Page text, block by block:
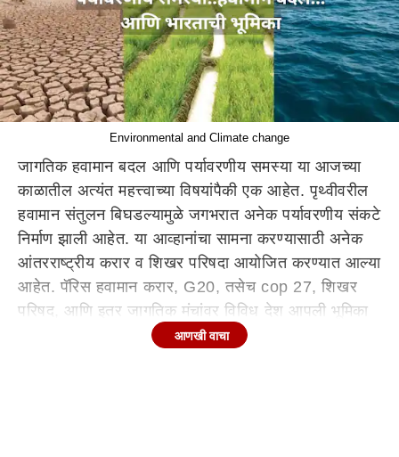
Environmental and Climate change
जागतिक हवामान बदल आणि पर्यावरणीय समस्या या आजच्या
काळातील अत्यंत महत्त्वाच्या विषयांपैकी एक आहेत. पृथ्वीवरील
हवामान संतुलन बिघडल्यामुळे जगभरात अनेक पर्यावरणीय संकटे
निर्माण झाली आहेत. या आव्हानांचा सामना करण्यासाठी अनेक
आंतरराष्ट्रीय करार व शिखर परिषदा आयोजित करण्यात आल्या
आहेत. पॅरिस हवामान करार, G20, तसेच cop 27, शिखर
परिषद, आणि इतर जागतिक मंचांवर विविध देश आपली भूमिका
सादर करत आहेत. या सगळ्यात भारताचे पर्यावरणीय नेतृत्व
आणखी वाचा